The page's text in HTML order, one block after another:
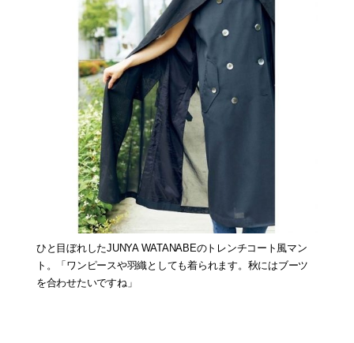
ひと目ぼれしたJUNYA WATANABEのトレンチコート風マン
ト。「ワンピースや羽織としても着られます。秋にはブーツ
を合わせたいですね」